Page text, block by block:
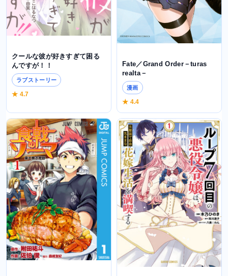
クールな彼が好きすぎて困る
んですが！！
ラブストーリー
★ 4.7
Fate／Grand Order－turas
realta－
漫画
★ 4.4